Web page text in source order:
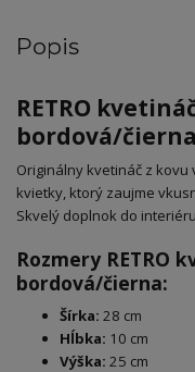
Popis
RETRO
bordová/čierna
Originálny kvetináč z
kvietky, ktorý zaujme
Skvelý doplnok do
Rozmery RETRO
bordová/čierna:
Šírka: 28 cm
Hĺbka: 10 cm
Výška: 25 cm